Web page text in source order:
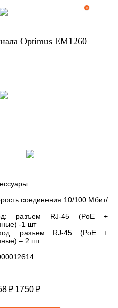
0
Optimus EM1260
соединения 10/100 Мбит/
разъем RJ-45 (PoE +
-1 шт
разъем RJ-45 (PoE +
– 2 шт
₽ 1750 ₽